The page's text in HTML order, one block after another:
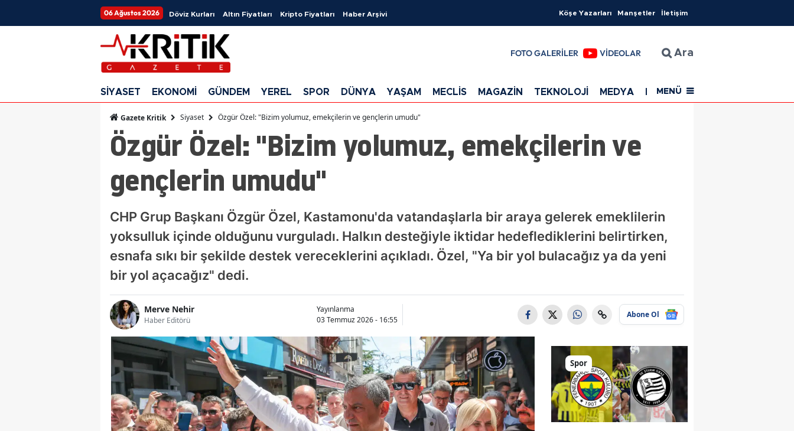
06 Ağustos 2026 Döviz Kurları Altın Fiyatları Kripto Fiyatları Haber Arşivi Köşe Yazarları Manşetler İletişim
FOTO GALERİLER VİDEOLAR Ara
SİYASET EKONOMİ GÜNDEM YEREL SPOR DÜNYA YAŞAM MECLİS MAGAZİN TEKNOLOJİ MEDYA EĞİTİM SAĞLIK
MENÜ
Gazete Kritik Siyaset Özgür Özel: "Bizim yolumuz, emekçilerin ve gençlerin umudu"
Özgür Özel: "Bizim yolumuz, emekçilerin ve
gençlerin umudu"
CHP Grup Başkanı Özgür Özel, Kastamonu'da vatandaşlarla bir araya gelerek emeklilerin
yoksulluk içinde olduğunu vurguladı. Halkın desteğiyle iktidar hedeflediklerini belirtirken,
esnafa sıkı bir şekilde destek vereceklerini açıkladı. Özel, "Ya bir yol bulacağız ya da yeni
bir yol açacağız" dedi.
Merve Nehir
Haber Editörü
Yayınlanma
03 Temmuz 2026 - 16:55
Abone Ol
Spor